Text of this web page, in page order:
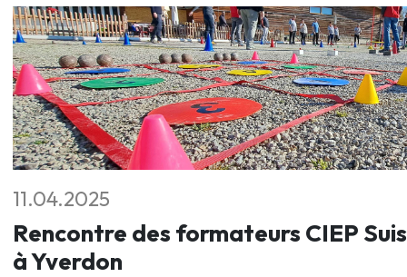
11.04.2025
Rencontre des formateurs CIEP
à Yverdon